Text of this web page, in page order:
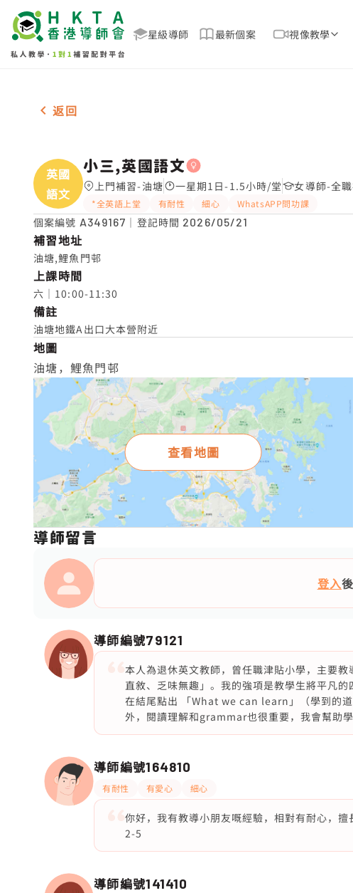
星級導師 最新個案 視像教學
女-1名 小三,英國語文，油塘 補習推介
返回
英國
語文
小三,英國語文
上門補習-油塘 一星期1日-1.5小時/堂 女導師-全
*全英語上堂 有耐性 細心 WhatsAPP問功課
個案編號 A349167 ｜登記時間 2026/05/21
補習地址
油塘,鯉魚門邨
上課時間
六｜10:00-11:30
備註
油塘地鐵A出口大本營附近
地圖
油塘，鯉魚門邨
查看地圖
導師留言
登入
導師編號79121
本人為退休英文教師，曾任職津貼小學，主要
直敘、乏味無趣」。我的強項是教學生將平凡
在結尾點出 「What we can learn」（學到的
外，閱讀理解和grammar也很重要，我會幫助
導師編號164810
有耐性 有愛心 細心
你好，我有教導小朋友嘅經驗，相對有耐心，
2-5
導師編號141410